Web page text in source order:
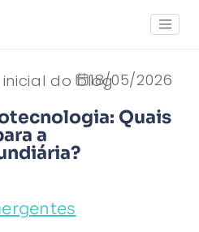
18/05/2026
do blog
Quais
a